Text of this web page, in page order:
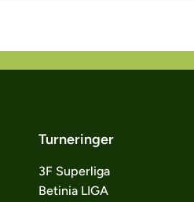
Turneringer
3F Superliga
Betinia LIGA